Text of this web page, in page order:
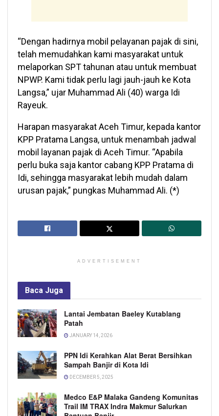
“Dengan hadirnya mobil pelayanan pajak di sini,
telah memudahkan kami masyarakat untuk
melaporkan SPT tahunan atau untuk membuat
NPWP. Kami tidak perlu lagi jauh-jauh ke Kota
Langsa,” ujar Muhammad Ali (40) warga Idi
Rayeuk.
Harapan masyarakat Aceh Timur, kepada kantor
KPP Pratama Langsa, untuk menambah jadwal
mobil layanan pajak di Aceh Timur. “Apabila
perlu buka saja kantor cabang KPP Pratama di
Idi, sehingga masyarakat lebih mudah dalam
urusan pajak,” pungkas Muhammad Ali. (*)
ADVERTISEMENT
Baca Juga
Lantai Jembatan Baeley Kutablang
Patah
JANUARY 14, 2026
PPN Idi Kerahkan Alat Berat Bersihkan
Sampah Banjir di Kota Idi
DECEMBER 5, 2025
Medco E&P Malaka Gandeng Komunitas
Trail IM TRAX Indra Makmur Salurkan